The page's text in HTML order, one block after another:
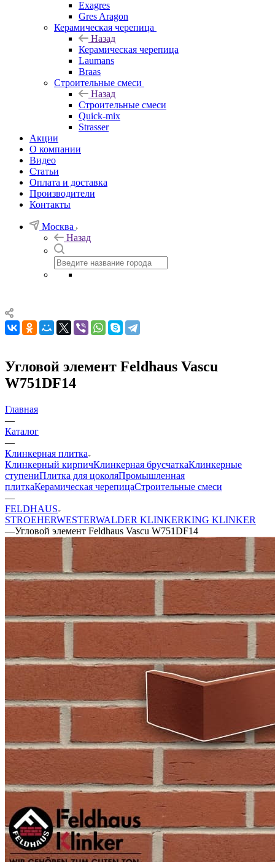
Exagres
Gres Aragon
Керамическая черепица
Назад
Керамическая черепица
Laumans
Braas
Строительные смеси
Назад
Строительные смеси
Quick-mix
Strasser
Акции
О компании
Видео
Статьи
Оплата и доставка
Производители
Контакты
Москва
Назад
Угловой элемент Feldhaus Vascu
W751DF14
Главная
—
Каталог
—
Клинкерная плитка
Клинкерный кирпичКлинкерная брусчаткаКлинкерные
ступениПлитка для цоколяПромышленная
плиткаКерамическая черепицаСтроительные смеси
—
FELDHAUS
STROEHERWESTERWALDER KLINKERKING KLINKER
—Угловой элемент Feldhaus Vascu W751DF14